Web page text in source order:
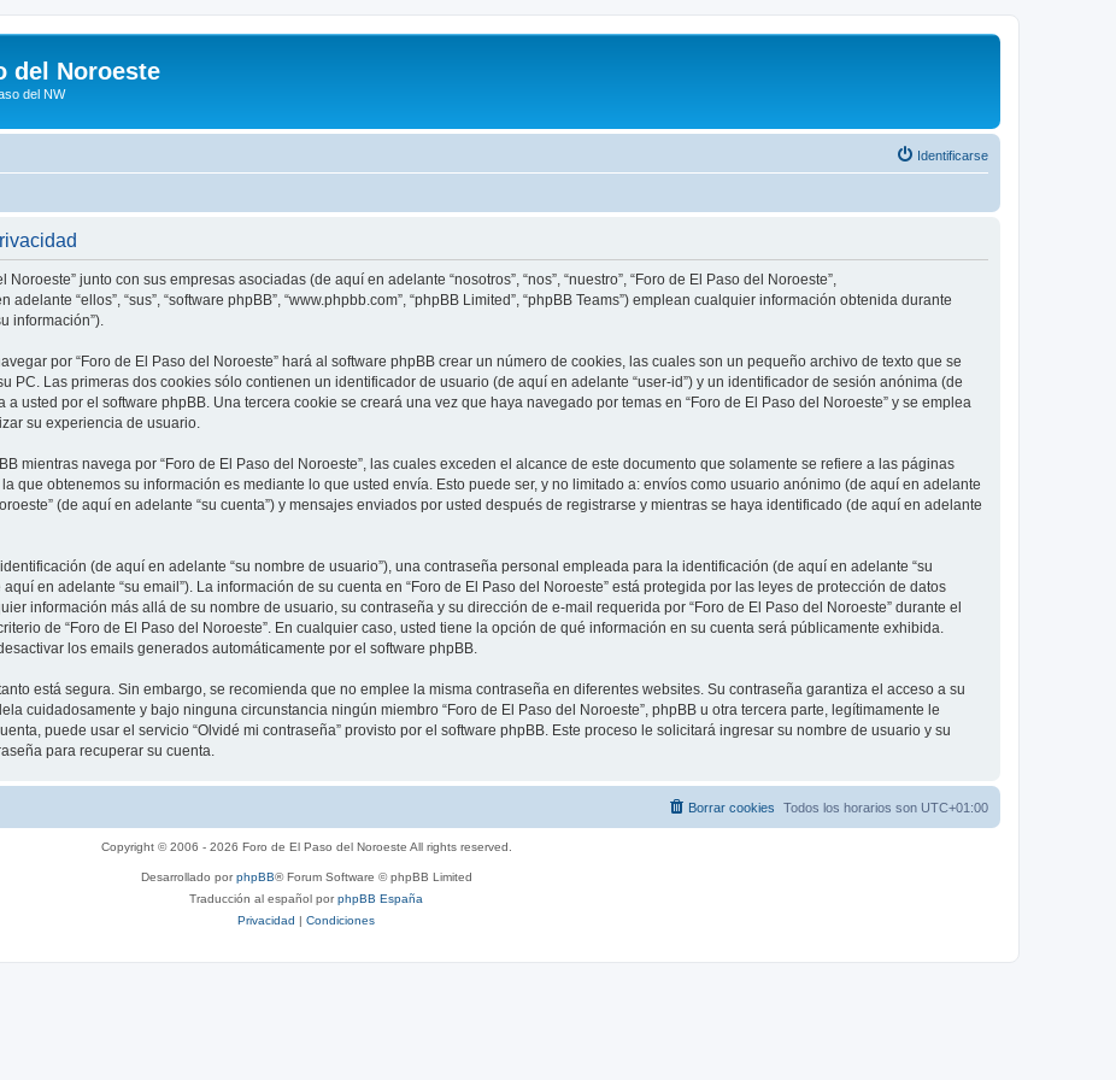
del Noroeste
del NW
Identificarse
junto con sus empresas asociadas (de aquí en adelante “nosotros”, “nos”, “nuestro”, “Foro de El Paso del Noroeste”,
“ellos”, “sus”, “software phpBB”, “www.phpbb.com”, “phpBB Limited”, “phpBB Teams”) emplean cualquier información obtenida durante
información”).
por “Foro de El Paso del Noroeste” hará al software phpBB crear un número de cookies, las cuales son un pequeño archivo de texto que se
PC. Las primeras dos cookies sólo contienen un identificador de usuario (de aquí en adelante “user-id”) y un identificador de sesión anónima (de
usted por el software phpBB. Una tercera cookie se creará una vez que haya navegado por temas en “Foro de El Paso del Noroeste” y se emplea
su experiencia de usuario.
mientras navega por “Foro de El Paso del Noroeste”, las cuales exceden el alcance de este documento que solamente se refiere a las páginas
que obtenemos su información es mediante lo que usted envía. Esto puede ser, y no limitado a: envíos como usuario anónimo (de aquí en adelante
(de aquí en adelante “su cuenta”) y mensajes enviados por usted después de registrarse y mientras se haya identificado (de aquí en adelante
(de aquí en adelante “su nombre de usuario”), una contraseña personal empleada para la identificación (de aquí en adelante “su
en adelante “su email”). La información de su cuenta en “Foro de El Paso del Noroeste” está protegida por las leyes de protección de datos
información más allá de su nombre de usuario, su contraseña y su dirección de e-mail requerida por “Foro de El Paso del Noroeste” durante el
de “Foro de El Paso del Noroeste”. En cualquier caso, usted tiene la opción de qué información en su cuenta será públicamente exhibida.
los emails generados automáticamente por el software phpBB.
está segura. Sin embargo, se recomienda que no emplee la misma contraseña en diferentes websites. Su contraseña garantiza el acceso a su
cuidadosamente y bajo ninguna circunstancia ningún miembro “Foro de El Paso del Noroeste”, phpBB u otra tercera parte, legítimamente le
puede usar el servicio “Olvidé mi contraseña” provisto por el software phpBB. Este proceso le solicitará ingresar su nombre de usuario y su
para recuperar su cuenta.
Todos los horarios son UTC+01:00
Borrar cookies
Copyright © 2006 - 2026 Foro de El Paso del Noroeste All rights reserved.
Desarrollado porphpBB® Forum Software © phpBB Limited
Traducción al español porphpBB España
Privacidad | Condiciones